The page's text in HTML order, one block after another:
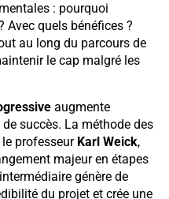
: pourquoi
Avec quels bénéfices ?
au long du parcours de
le cap malgré les
augmente
succès. La méthode des
le professeur Karl Weick,
majeur en étapes
génère de
du projet et crée une